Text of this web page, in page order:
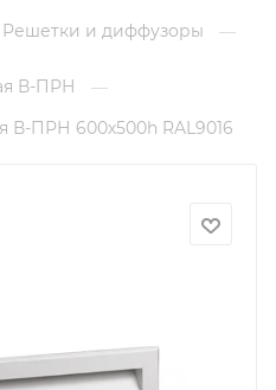
Решетки и диффузоры —
В-ПРН
—
В-ПРН 600х500h RAL9016